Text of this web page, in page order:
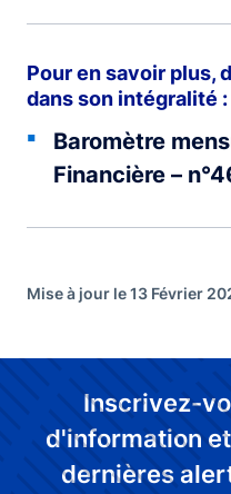
Pour en savoir plus,
dans son intégralité :
Baromètre
Financière –
Mise à jour le 13 Février
Inscrivez-
d'information
dernières